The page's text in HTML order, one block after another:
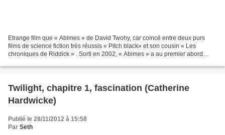
Etrange film que « Abimes » de David Twohy, car coincé entre deux purs
films de science fiction très réussis « Pitch black» et son cousin « Les
chroniques de Riddick » . Sorti en 2002, « Abimes » a au premier abord
Twilight, chapitre 1, fascination (Catherine
Hardwicke)
Publié le 28/11/2012 à 15:58
Par Seth